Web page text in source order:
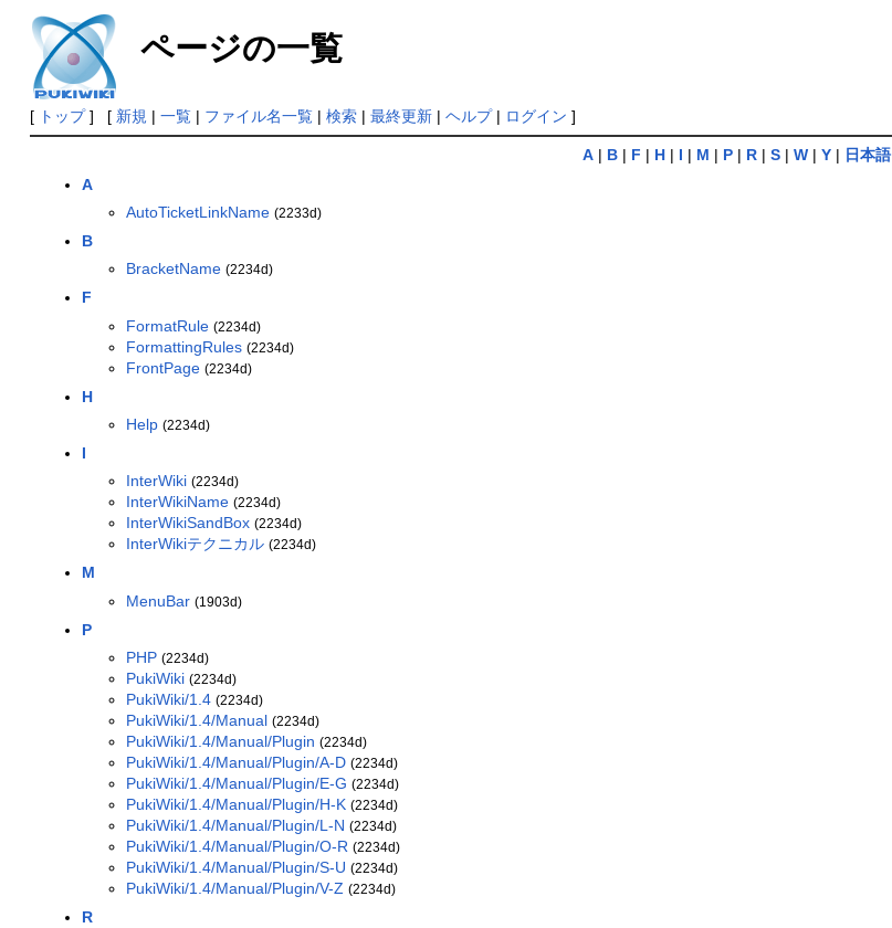
ページの一覧
[ トップ] [ 新規 | 一覧| ファイル名一覧| 検索| 最終更新| ヘルプ| ログイン ]
A| B| F | H| I | M | P| R| S| W| Y| 日本語
A
AutoTicketLinkName (2233d)
B
BracketName (2234d)
F
FormatRule (2234d)
FormattingRules (2234d)
FrontPage (2234d)
H
Help (2234d)
I
InterWiki (2234d)
InterWikiName (2234d)
InterWikiSandBox (2234d)
InterWikiテクニカル (2234d)
M
MenuBar (1903d)
P
PHP (2234d)
PukiWiki (2234d)
PukiWiki/1.4 (2234d)
PukiWiki/1.4/Manual (2234d)
PukiWiki/1.4/Manual/Plugin (2234d)
PukiWiki/1.4/Manual/Plugin/A-D (2234d)
PukiWiki/1.4/Manual/Plugin/E-G (2234d)
PukiWiki/1.4/Manual/Plugin/H-K (2234d)
PukiWiki/1.4/Manual/Plugin/L-N (2234d)
PukiWiki/1.4/Manual/Plugin/O-R (2234d)
PukiWiki/1.4/Manual/Plugin/S-U (2234d)
PukiWiki/1.4/Manual/Plugin/V-Z (2234d)
R